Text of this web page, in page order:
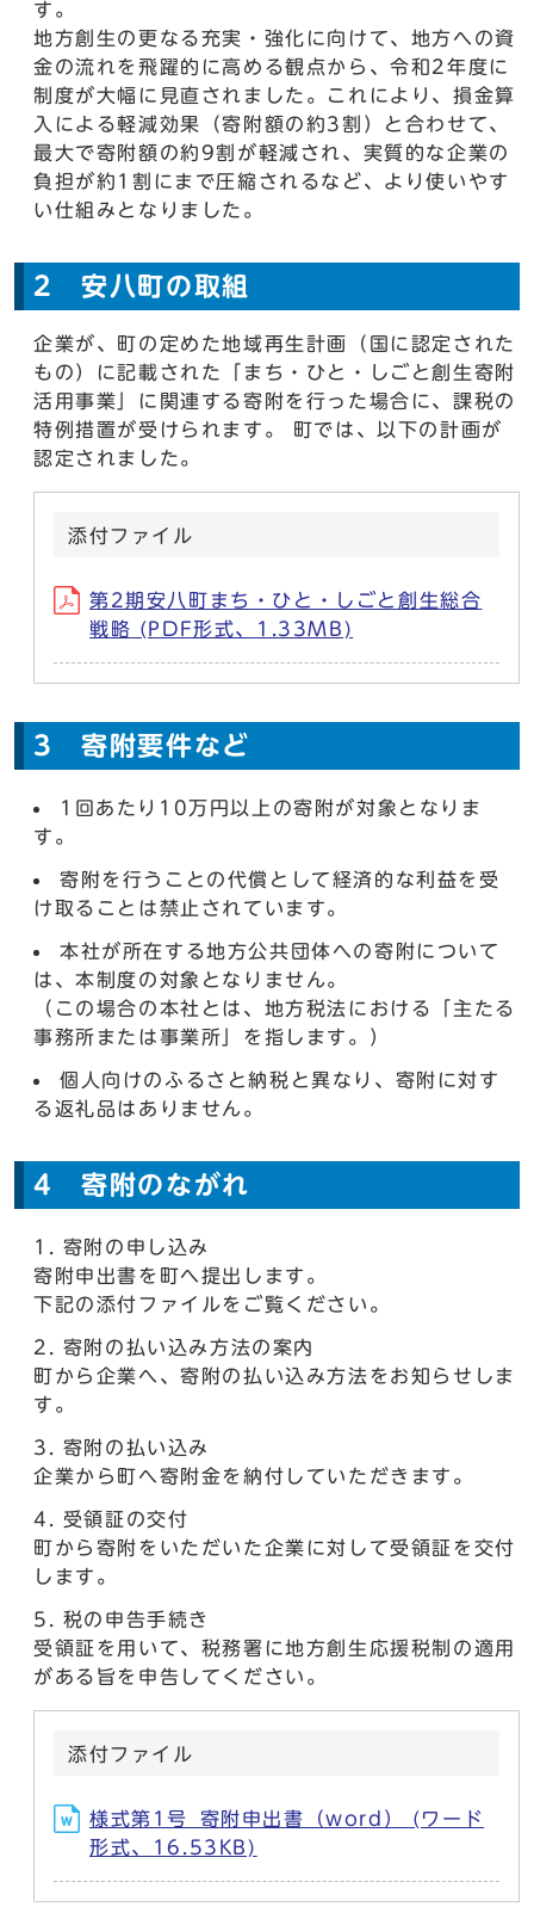
す。
地方創生の更なる充実・強化に向けて、地方への資
金の流れを飛躍的に高める観点から、令和2年度に
制度が大幅に見直されました。これにより、損金算
入による軽減効果（寄附額の約3割）と合わせて、
最大で寄附額の約9割が軽減され、実質的な企業の
負担が約1割にまで圧縮されるなど、より使いやす
い仕組みとなりました。
2 安八町の取組
企業が、町の定めた地域再生計画（国に認定された
もの）に記載された「まち・ひと・しごと創生寄附
活用事業」に関連する寄附を行った場合に、課税の
特例措置が受けられます。 町では、以下の計画が
認定されました。
添付ファイル
第2期安八町まち・ひと・しごと創生総合
戦略 (PDF形式、1.33MB)
3 寄附要件など
1回あたり10万円以上の寄附が対象となりま
す。
寄附を行うことの代償として経済的な利益を受
け取ることは禁止されています。
本社が所在する地方公共団体への寄附について
は、本制度の対象となりません。
（この場合の本社とは、地方税法における「主たる
事務所または事業所」を指します。）
個人向けのふるさと納税と異なり、寄附に対す
る返礼品はありません。
4 寄附のながれ
寄附の申し込み
寄附申出書を町へ提出します。
下記の添付ファイルをご覧ください。
寄附の払い込み方法の案内
町から企業へ、寄附の払い込み方法をお知らせしま
す。
寄附の払い込み
企業から町へ寄附金を納付していただきます。
受領証の交付
町から寄附をいただいた企業に対して受領証を交付
します。
税の申告手続き
受領証を用いて、税務署に地方創生応援税制の適用
がある旨を申告してください。
添付ファイル
様式第1号_寄附申出書（word） (ワード
形式、16.53KB)